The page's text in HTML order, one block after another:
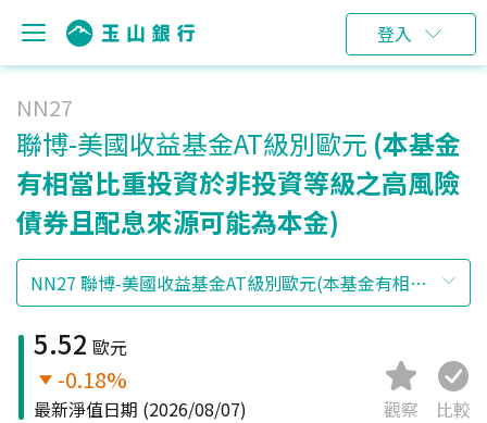
登入
NN27
聯博-美國收益基金AT級別歐元 (本基金
有相當比重投資於非投資等級之高風險
債券且配息來源可能為本金)
5.52 歐元
-0.18%
最新淨值日期 (2026/08/07) 觀察 比較